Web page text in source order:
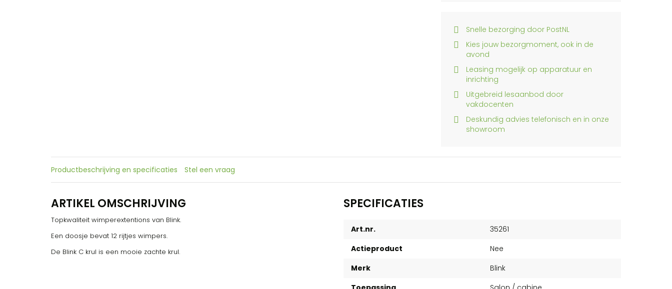
Snelle bezorging door PostNL
Kies jouw bezorgmoment, ook in de
avond
Leasing mogelijk op apparatuur en
inrichting
Uitgebreid lesaanbod door
vakdocenten
Deskundig advies telefonisch en in onze
showroom
Productbeschrijving en specificaties Stel een vraag
ARTIKEL OMSCHRIJVING
Topkwaliteit wimperextentions van Blink.
Een doosje bevat 12 rijtjes wimpers.
De Blink C krul is een mooie zachte krul.
SPECIFICATIES
Art.nr.
35261
Actieproduct
Nee
Merk
Blink